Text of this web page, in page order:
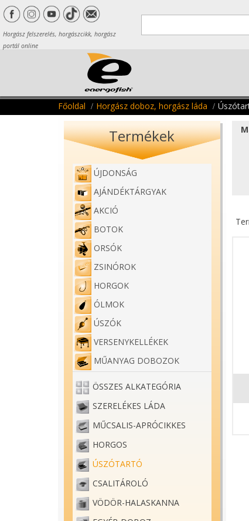
Horgász felszerelés, horgászcikk, horgász
portál online
Főoldal Horgász doboz, horgász láda
Termékek
ÚJDONSÁG
AJÁNDÉKTÁRGYAK
AKCIÓ
BOTOK
ORSÓK
ZSINÓROK
HORGOK
ÓLMOK
ÚSZÓK
VERSENYKELLÉKEK
MŰANYAG DOBOZOK
ÖSSZES ALKATEGÓRIA
SZERELÉKES LÁDA
MŰCSALIS-APRÓCIKKES
HORGOS
ÚSZÓTARTÓ
CSALITÁROLÓ
VÖDÖR-HALASKANNA